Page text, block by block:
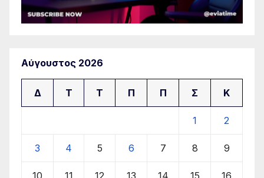
Αύγουστος 2026
Δ Τ Τ Π Π Σ Κ
1 2
3 4 5 6 7 8 9
10 11 12 13 14 15 16